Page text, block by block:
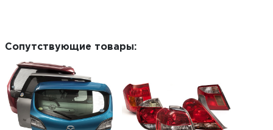
Сопутствующие товары: